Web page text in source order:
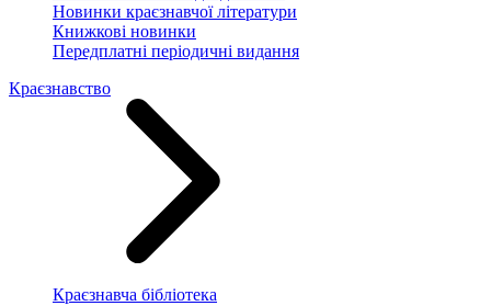
Новинки краєзнавчої літератури
Книжкові новинки
Передплатні періодичні видання
Краєзнавство
Краєзнавча бібліотека